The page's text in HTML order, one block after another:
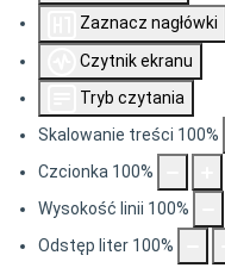
Zaznacz nagłówki
Czytnik ekranu
Tryb czytania
Skalowanie treści 100%
Czcionka 100%
Wysokość linii 100%
Odstęp liter 100%